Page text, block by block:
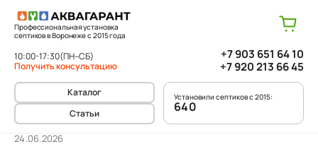
Профессиональная установка
септиков в Воронеже с 2015 года
Каталог
Статьи
Установили септиков с 2015:
640
10:00-17:30(ПН–СБ)
Получить консультацию
+7 903 651 64 10
+7 920 213 66 45
24.06.2026